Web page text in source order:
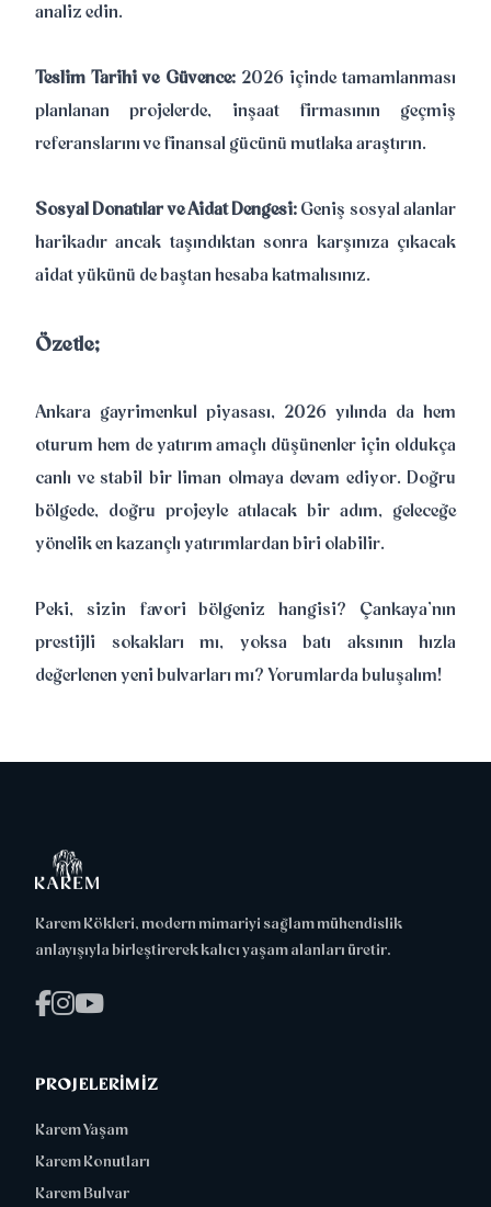
analiz edin.
Teslim Tarihi ve Güvence:2026 içinde tamamlanması
planlanan projelerde, inşaat firmasının geçmiş
referanslarını ve finansal gücünü mutlaka araştırın.
Sosyal Donatılar ve Aidat Dengesi: Geniş sosyal alanlar
harikadır ancak taşındıktan sonra karşınıza çıkacak
aidat yükünü de baştan hesaba katmalısınız.
Özetle;
Ankara gayrimenkul piyasası, 2026 yılında da hem
oturum hem de yatırım amaçlı düşünenler için oldukça
canlı ve stabil bir liman olmaya devam ediyor. Doğru
bölgede, doğru projeyle atılacak bir adım, geleceğe
yönelik en kazançlı yatırımlardan biri olabilir.
Peki, sizin favori bölgeniz hangisi? Çankaya’nın
prestijli sokakları mı, yoksa batı aksının hızla
değerlenen yeni bulvarları mı? Yorumlarda buluşalım!
Karem Kökleri, modern mimariyi sağlam mühendislik
anlayışıyla birleştirerek kalıcı yaşam alanları üretir.
PROJELERIMIZ
Karem Yaşam
Karem Konutları
Karem Bulvar